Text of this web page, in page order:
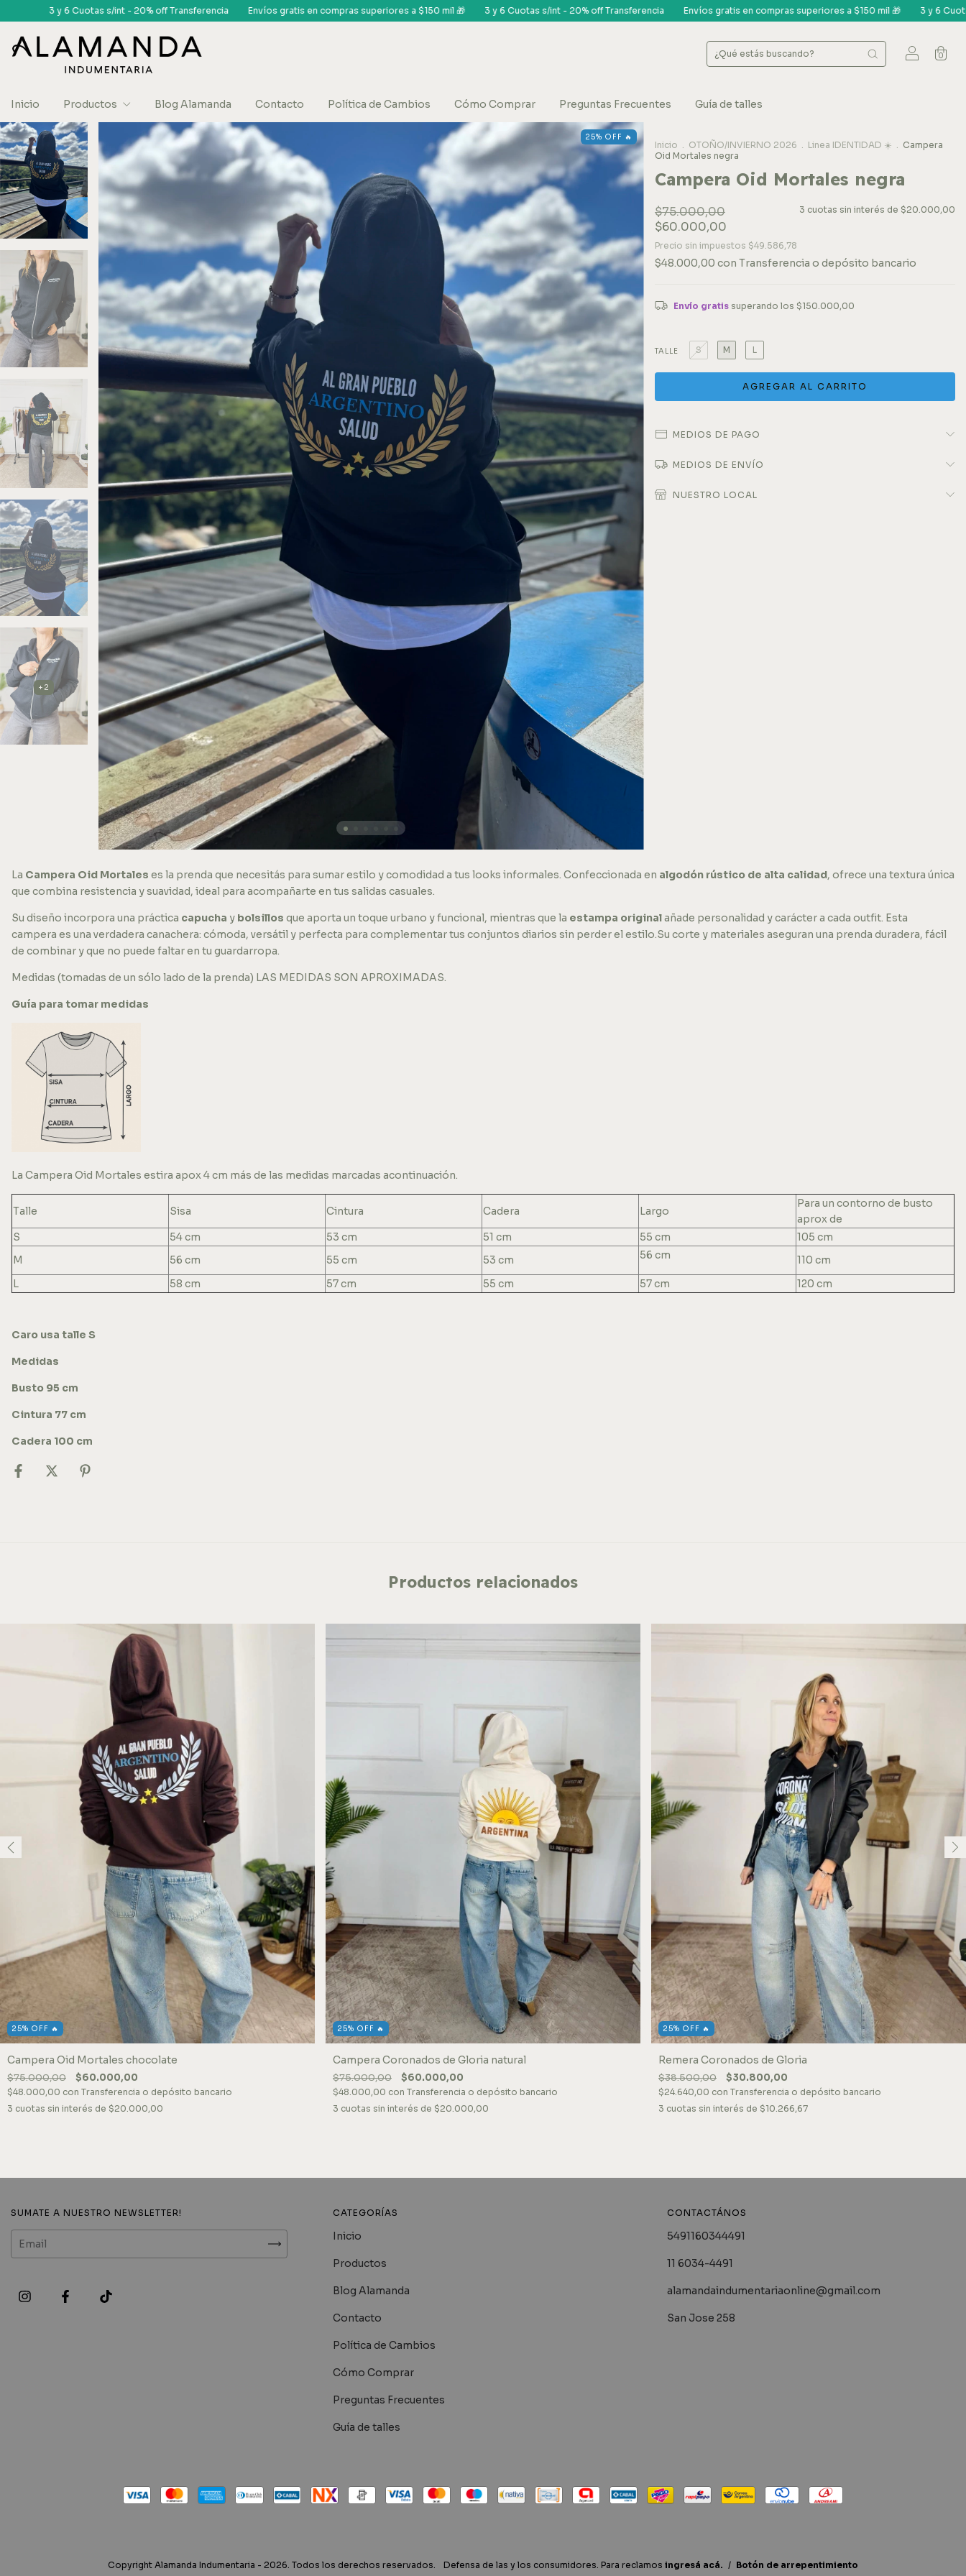
off Transferencia Envíos gratis en compras superiores a $150 mil 🎁 3 y 6 Cuotas s/int - 20% off Transferencia Envíos gratis en compras superiores a $150 mil 🎁 3 y 6 Cuotas s/int - 20% off Transferencia
0
Inicio Productos Blog Alamanda Contacto Política de Cambios Cómo Comprar Preguntas Frecuentes Guía de talles
+2
25% OFF 🔥
Inicio . OTOÑO/INVIERNO 2026 . Linea IDENTIDAD ☀️ . Campera
Oid Mortales negra
Campera Oid Mortales negra
$75.000,00
$60.000,00
3 cuotas sin interés de $20.000,00
Precio sin impuestos $49.586,78
$48.000,00 con Transferencia o depósito bancario
Envío gratis superando los $150.000,00
TALLE S M L
MEDIOS DE PAGO
MEDIOS DE ENVÍO
NUESTRO LOCAL
La Campera Oid Mortales es la prenda que necesitás para sumar estilo y comodidad a tus looks informales. Confeccionada en algodón rústico de alta calidad, ofrece una textura única
que combina resistencia y suavidad, ideal para acompañarte en tus salidas casuales.
Su diseño incorpora una práctica capucha y bolsillos que aporta un toque urbano y funcional, mientras que la estampa originalañade personalidad y carácter a cada outfit. Esta
campera es una verdadera canachera: cómoda, versátil y perfecta para complementar tus conjuntos diarios sin perder el estilo.Su corte y materiales aseguran una prenda duradera, fácil
de combinar y que no puede faltar en tu guardarropa.
Medidas (tomadas de un sólo lado de la prenda) LAS MEDIDAS SON APROXIMADAS.
Guía para tomar medidas
La Campera Oid Mortales estira apox 4 cm más de las medidas marcadas acontinuación.
Talle Sisa Cintura Cadera Largo
Para un contorno de busto
aprox de
S
54 cm 53 cm 51 cm 55 cm
105 cm
M
56 cm 55 cm 53 cm 56 cm
110 cm
L
58 cm 57 cm 55 cm 57 cm 120 cm
Caro usa talle S
Medidas
Busto 95 cm
Cintura 77 cm
Cadera 100 cm
Productos relacionados
25% OFF 🔥
Campera Oid Mortales chocolate
$75.000,00 $60.000,00
$48.000,00 con Transferencia o depósito bancario
3 cuotas sin interés de $20.000,00
25% OFF 🔥
Campera Coronados de Gloria natural
$75.000,00 $60.000,00
$48.000,00 con Transferencia o depósito bancario
3 cuotas sin interés de $20.000,00
25% OFF 🔥
Remera Coronados de Gloria
$38.500,00 $30.800,00
$24.640,00 con Transferencia o depósito bancario
3 cuotas sin interés de $10.266,67
SUMATE A NUESTRO NEWSLETTER! CATEGORÍAS
Inicio
Productos
Blog Alamanda
Contacto
Política de Cambios
Cómo Comprar
Preguntas Frecuentes
Guía de talles
CONTACTÁNOS
5491160344491
11 6034-4491
alamandaindumentariaonline@gmail.com
San Jose 258
Copyright Alamanda Indumentaria - 2026. Todos los derechos reservados. Defensa de las y los consumidores. Para reclamos ingresá acá. / Botón de arrepentimiento